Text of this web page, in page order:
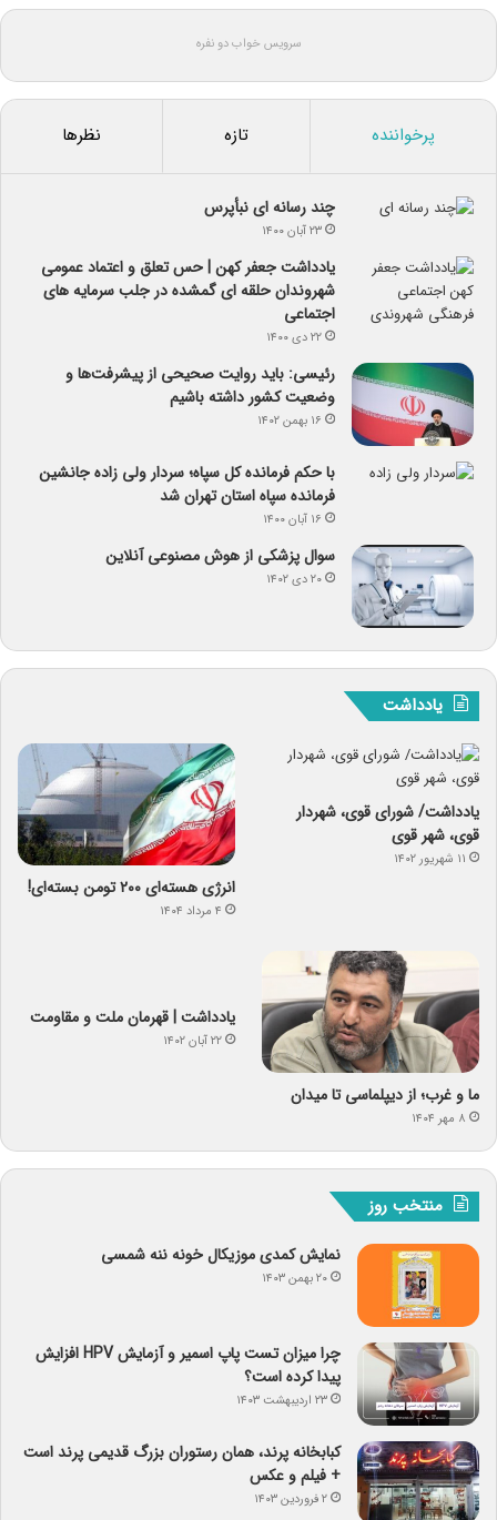
سرویس خواب دو نفره
پرخواننده تازه نظرها
چند رسانه ای نبأپرس
۲۳ آبان ۱۴۰۰
یادداشت جعفر کهن | حس تعلق و اعتماد عمومی
شهروندان حلقه ای گمشده در جلب سرمایه های
اجتماعی
۲۲ دی ۱۴۰۰
رئیسی: باید روایت صحیحی از پیشرفت‌ها و
وضعیت کشور داشته باشیم
۱۶ بهمن ۱۴۰۲
با حکم فرمانده کل سپاه؛ سردار ولی زاده جانشین
فرمانده سپاه استان تهران شد
۱۶ آبان ۱۴۰۰
سوال پزشکی از هوش مصنوعی آنلاین
۲۰ دی ۱۴۰۲
یادداشت
یادداشت/ شورای قوی، شهردار
قوی، شهر قوی
۱۱ شهریور ۱۴۰۲
انرژی هسته‌ای ۲۰۰ تومن بسته‌ای!
۴ مرداد ۱۴۰۴
ما و غرب؛ از دیپلماسی تا میدان
۸ مهر ۱۴۰۴
یادداشت | قهرمان ملت و مقاومت
۲۲ آبان ۱۴۰۲
منتخب روز
نمایش کمدی موزیکال خونه ننه شمسی
۲۰ بهمن ۱۴۰۳
چرا میزان تست پاپ اسمیر و آزمایش HPV افزایش
پیدا کرده است؟
۲۳ اردیبهشت ۱۴۰۳
کبابخانه پرند، همان رستوران بزرگ قدیمی پرند است
+ فیلم و عکس
۲ فروردین ۱۴۰۳